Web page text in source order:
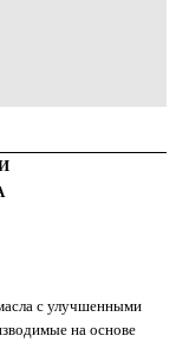
с улучшенными
на основе